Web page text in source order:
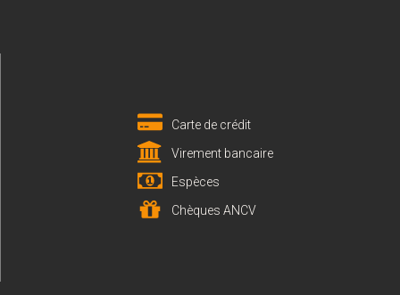
Carte de crédit
Virement bancaire
Espèces
Chèques ANCV